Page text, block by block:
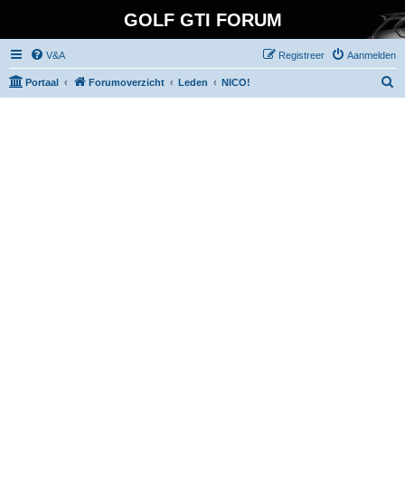
GOLF GTI FORUM
V&A Aanmelden
Registreer
Portaal Forumoverzicht Leden NICO!